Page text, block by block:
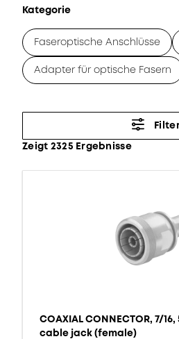
Kategorie
Faseroptische Anschlüsse
Adapter für optische Fasern
Zeigt 2325 Ergebnisse
COAXIAL CONNECTOR, 7/
cable jack (female)